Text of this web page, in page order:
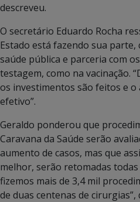
descreveu.
O secretário Eduardo Rocha
Estado está fazendo sua
saúde pública e parceria com
testagem, como na vacinação.
os investimentos são feitos e o
efetivo”.
Geraldo ponderou que
Caravana da Saúde serão
aumento de casos, mas que
melhor, serão retomadas todas
fizemos mais de 3,4 mil
de duas centenas de cirurgias”,